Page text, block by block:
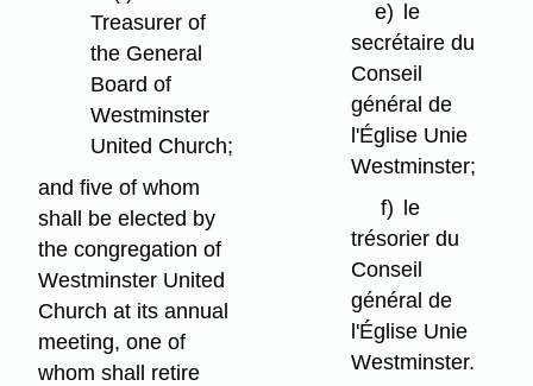
Treasurer of
the General
Board of
Westminster
United Church;
and five of whom
shall be elected by
the congregation of
Westminster United
Church at its annual
meeting, one of
whom shall retire
e)
le
secrétaire du
Conseil
général de
l'Église Unie
Westminster;
f)
le
trésorier du
Conseil
général de
l'Église Unie
Westminster.